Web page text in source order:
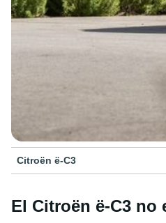
Citroën ë-C3
El Citroën ë-C3